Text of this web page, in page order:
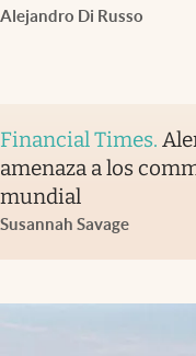
Alejandro Di Russo
Financial Times.
amenaza a los
mundial
Susannah Savage